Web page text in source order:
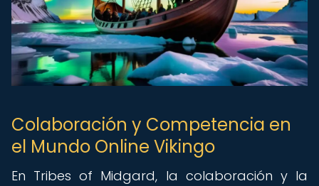
Colaboración y Competencia en
el Mundo Online Vikingo
En Tribes of Midgard, la colaboración y la